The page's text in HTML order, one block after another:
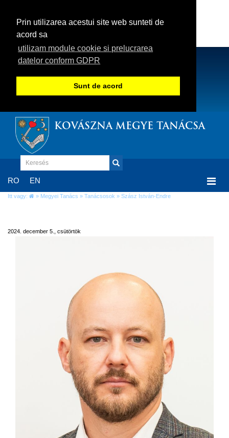
Prin utilizarea acestui site web sunteti de
acord sa
utilizam module cookie si prelucrarea
datelor conform GDPR
Sunt de acord
KOVÁSZNA MEGYE TANÁCSA
RO EN
Itt vagy: » Megyei Tanács » Tanácsosok » Szász István-Endre
2024. december 5., csütörtök